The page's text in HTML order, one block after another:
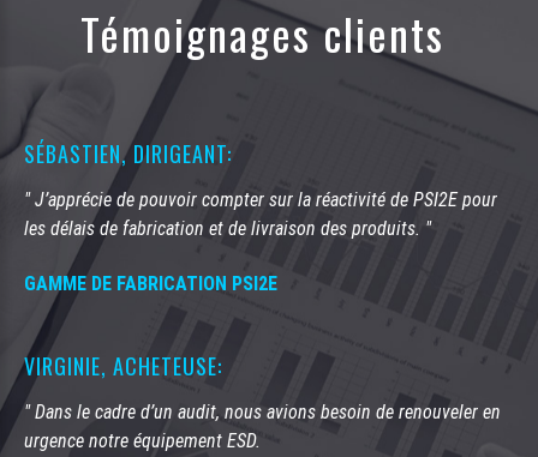
Témoignages clients
SÉBASTIEN, DIRIGEANT:
" J’apprécie de pouvoir compter sur la réactivité de PSI2E pour
les délais de fabrication et de livraison des produits. "
GAMME DE FABRICATION PSI2E
VIRGINIE, ACHETEUSE:
" Dans le cadre d’un audit, nous avions besoin de renouveler en
urgence notre équipement ESD.